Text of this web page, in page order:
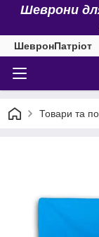
Шеврони
ШевронПатріот
Товари та